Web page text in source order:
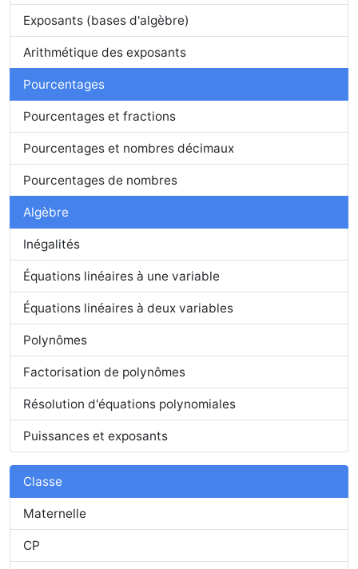
Exposants (bases d'algèbre)
Arithmétique des exposants
Pourcentages
Pourcentages et fractions
Pourcentages et nombres décimaux
Pourcentages de nombres
Algèbre
Inégalités
Équations linéaires à une variable
Équations linéaires à deux variables
Polynômes
Factorisation de polynômes
Résolution d'équations polynomiales
Puissances et exposants
Classe
Maternelle
CP